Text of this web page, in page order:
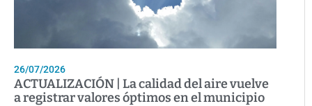
26/07/2026
ACTUALIZACIÓN | La calidad del aire vuelve
a registrar valores óptimos en el municipio